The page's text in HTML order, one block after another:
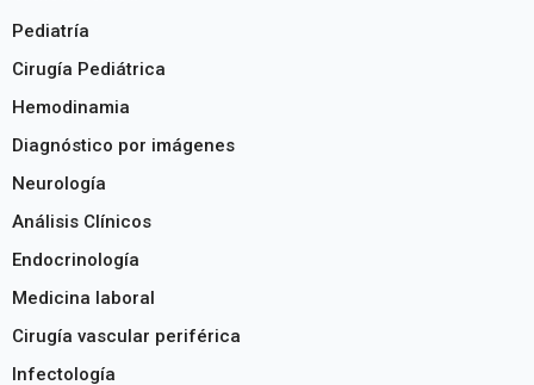
Pediatría
Cirugía Pediátrica
Hemodinamia
Diagnóstico por imágenes
Neurología
Análisis Clínicos
Endocrinología
Medicina laboral
Cirugía vascular periférica
Infectología